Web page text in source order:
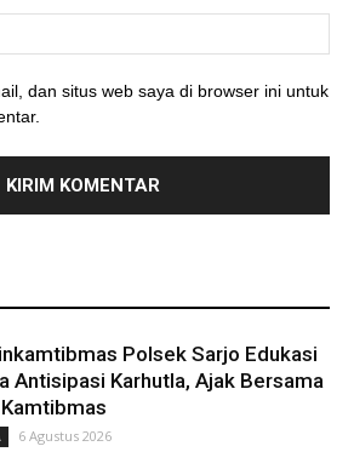
dan situs web saya di browser ini untuk
Polsek Sarjo Edukasi
Antisipasi Karhutla, Ajak Bersama
6 Agustus 2026